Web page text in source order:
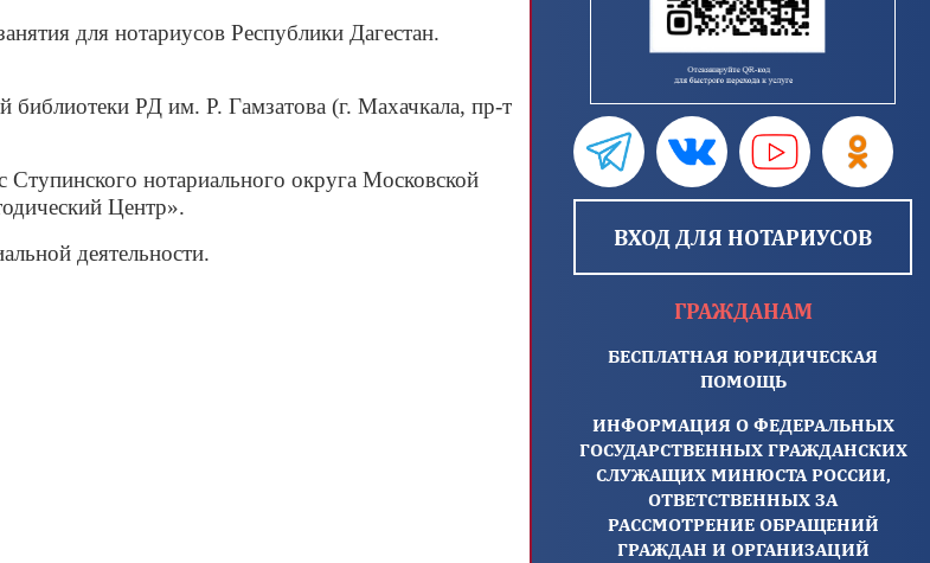
для нотариусов Республики Дагестан.
библиотеки РД им. Р. Гамзатова (г. Махачкала, пр‑т
Ступинского нотариального округа Московской
Центр».
деятельности.
ВХОД ДЛЯ НОТАРИУСОВ
ГРАЖДАНАМ
БЕСПЛАТНАЯ ЮРИДИЧЕСКАЯ
ПОМОЩЬ
ИНФОРМАЦИЯ О ФЕДЕРАЛЬНЫХ
ГОСУДАРСТВЕННЫХ ГРАЖДАНСКИХ
СЛУЖАЩИХ МИНЮСТА РОССИИ,
ОТВЕТСТВЕННЫХ ЗА
РАССМОТРЕНИЕ ОБРАЩЕНИЙ
ГРАЖДАН И ОРГАНИЗАЦИЙ